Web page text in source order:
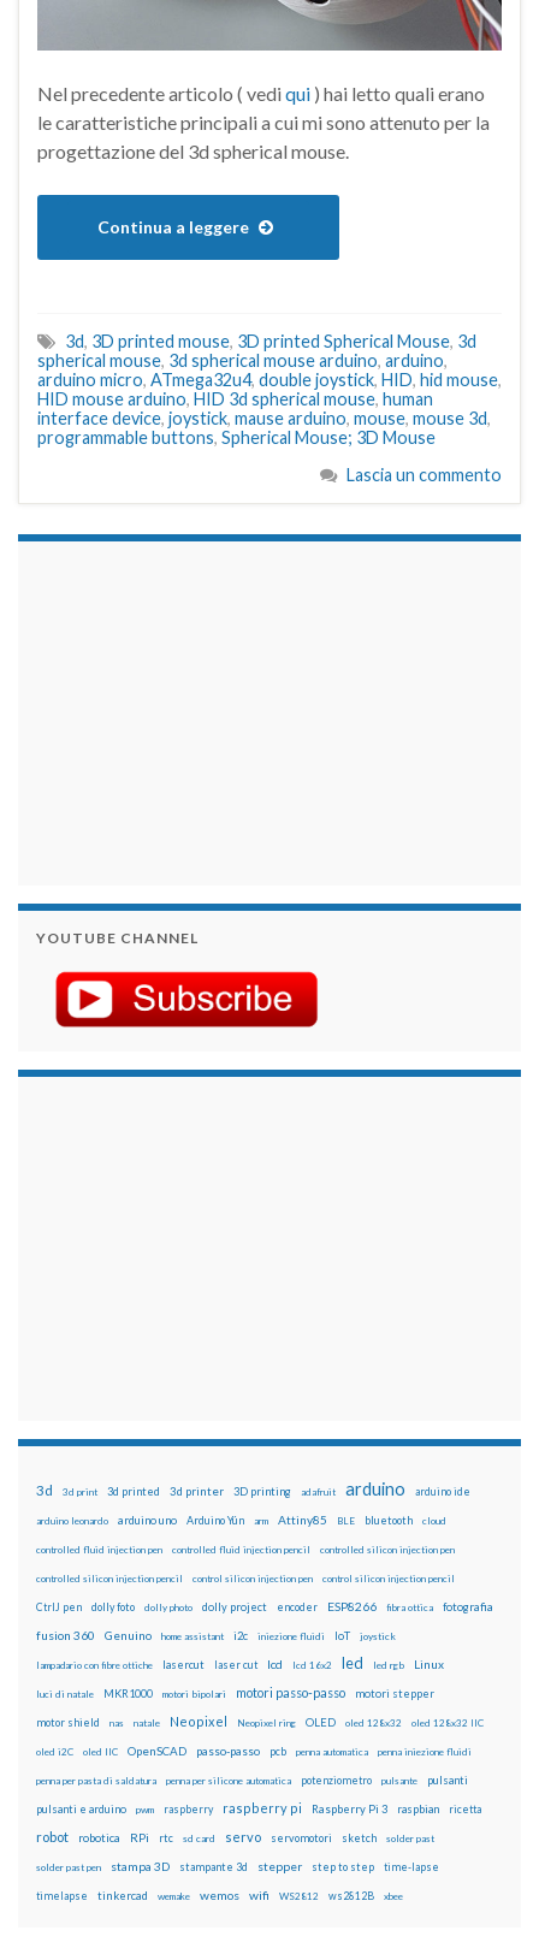
Nel precedente articolo ( vedi qui ) hai letto quali erano
le caratteristiche principali a cui mi sono attenuto per la
progettazione del 3d spherical mouse.
Continua a leggere
3d, 3D printed mouse, 3D printed Spherical Mouse, 3d
spherical mouse, 3d spherical mouse arduino, arduino,
arduino micro, ATmega32u4, double joystick, HID, hid mouse,
HID mouse arduino, HID 3d spherical mouse, human
interface device, joystick, mause arduino, mouse, mouse 3d,
programmable buttons, Spherical Mouse; 3D Mouse
Lascia un commento
YOUTUBE CHANNEL
3d 3d print 3d printed 3d printer 3D printing adafruit arduino arduino ide
arduino leonardo arduino uno Arduino Yún arm Attiny85 BLE bluetooth cloud
controlled fluid injection pen controlled fluid injection pencil controlled silicon injection pen
controlled silicon injection pencil control silicon injection pen control silicon injection pencil
CtrlJ pen dolly foto dolly photo dolly project encoder ESP8266 fibra ottica fotografia
fusion 360 Genuino home assistant i2c iniezione fluidi IoT joystick
lampadario con fibre ottiche lasercut laser cut lcd lcd 16x2 led led rgb Linux
luci di natale MKR1000 motori bipolari motori passo-passo motori stepper
motor shield nas natale Neopixel Neopixel ring OLED oled 128x32 oled 128x32 IIC
oled i2C oled IIC OpenSCAD passo-passo pcb penna automatica penna iniezione fluidi
penna per pasta di saldatura penna per silicone automatica potenziometro pulsante pulsanti
pulsanti e arduino pwm raspberry raspberry pi Raspberry Pi 3 raspbian ricetta
robot robotica RPi rtc sd card servo servomotori sketch solder past
solder past pen stampa 3D stampante 3d stepper step to step time-lapse
timelapse tinkercad wemake wemos wifi WS2812 ws2812B xbee